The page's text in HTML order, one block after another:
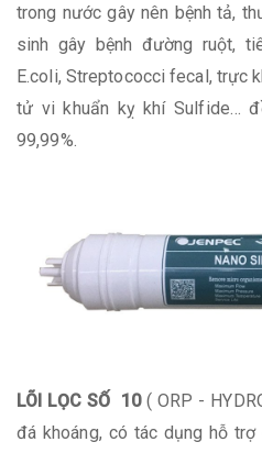
trong nước gây nên bệnh tả,
sinh gây bệnh đường ruột,
E.coli, Streptococci fecal, trực
tử vi khuẩn kỵ khí Sulfide…
99,99%.
LÕI LỌC SỐ 10( ORP -
đá khoáng, có tác dụng hỗ